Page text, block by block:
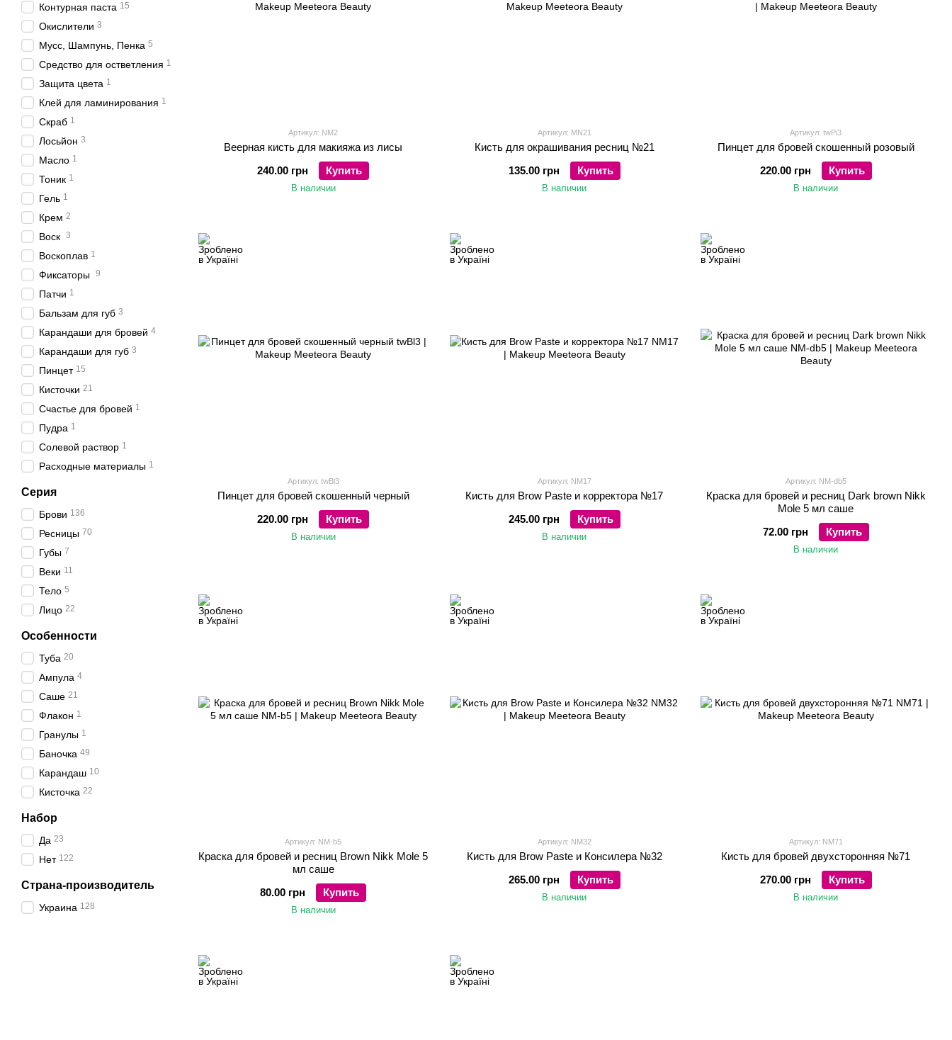
Артикул: NM2
Веерная кисть для макияжа из лисы
240.00 грн
Купить
В наличии
Артикул: MN21
Кисть для окрашивания ресниц №21
135.00 грн
Купить
В наличии
Артикул: twPi3
Пинцет для бровей скошенный розовый
220.00 грн
Купить
В наличии
Артикул: twBl3
Пинцет для бровей скошенный черный
220.00 грн
Купить
В наличии
Артикул: NM17
Кисть для Brow Paste и корректора №17
245.00 грн
Купить
В наличии
Артикул: NM-db5
Краска для бровей и ресниц Dark brown Nikk
Mole 5 мл саше
72.00 грн
Купить
В наличии
Артикул: NM-b5
Краска для бровей и ресниц Brown Nikk Mole 5
мл саше
80.00 грн
Купить
В наличии
Артикул: NM32
Кисть для Brow Paste и Консилера №32
265.00 грн
Купить
В наличии
Артикул: NM71
Кисть для бровей двухсторонняя №71
270.00 грн
Купить
В наличии
Контурная паста 15
Окислители 3
Мусс, Шампунь, Пенка 5
Средство для остветления 1
Защита цвета 1
Клей для ламинирования 1
Скраб 1
Лосьйон 3
Масло 1
Тоник 1
Гель 1
Крем 2
Воск 3
Воскоплав 1
Фиксаторы 9
Патчи 1
Бальзам для губ 3
Карандаши для бровей 4
Карандаши для губ 3
Пинцет 15
Кисточки 21
Счастье для бровей 1
Пудра 1
Солевой раствор 1
Расходные материалы 1
Серия
Брови 136
Ресницы 70
Губы 7
Веки 11
Тело 5
Лицо 22
Особенности
Туба 20
Ампула 4
Саше 21
Флакон 1
Гранулы 1
Баночка 49
Карандаш 10
Кисточка 22
Набор
Да 23
Нет 122
Страна-производитель
Украина 128